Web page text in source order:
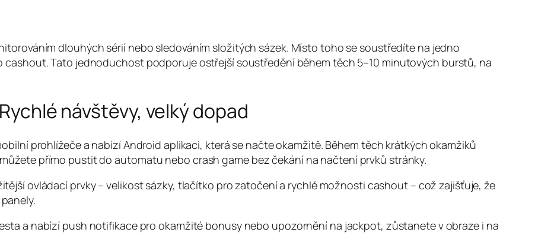
dlouhých sérií nebo sledováním složitých sázek. Místo toho se soustředíte na jedno
Tato jednoduchost podporuje ostřejší soustředění během těch 5–10 minutových burstů, na
návštěvy, velký dopad
prohlížeče a nabízí Android aplikaci, která se načte okamžitě. Během těch krátkých okamžiků
přímo pustit do automatu nebo crash game bez čekání na načtení prvků stránky.
ovládací prvky – velikost sázky, tlačítko pro zatočení a rychlé možnosti cashout – což zajišťuje, že
a nabízí push notifikace pro okamžité bonusy nebo upozornění na jackpot, zůstanete v obraze i na